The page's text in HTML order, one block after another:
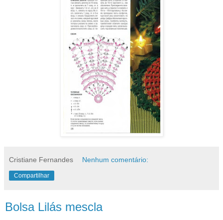
Cristiane Fernandes Nenhum comentário:
Compartilhar
Bolsa Lilás mescla